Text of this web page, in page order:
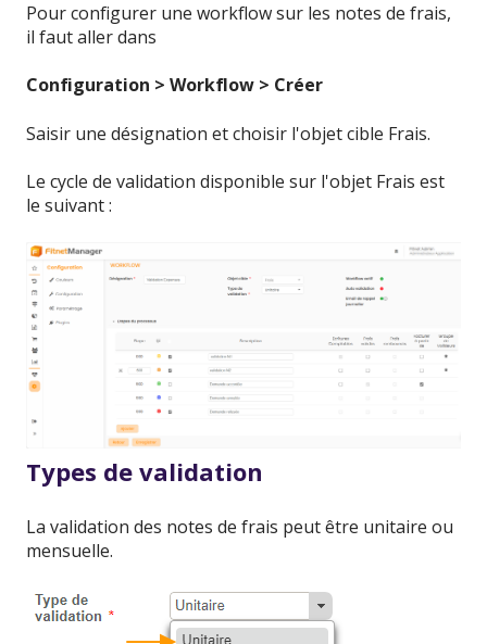
Pour configurer une workflow sur les notes de frais,
il faut aller dans
Configuration > Workflow > Créer
Saisir une désignation et choisir l'objet cible Frais.
Le cycle de validation disponible sur l'objet Frais est
le suivant :
Types de validation
La validation des notes de frais peut être unitaire ou
mensuelle.